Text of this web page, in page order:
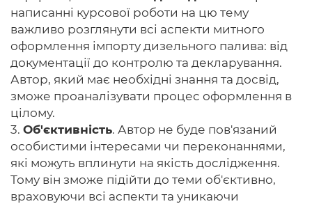
написанні курсової роботи на цю тему
важливо розглянути всі аспекти митного
оформлення імпорту дизельного палива: від
документації до контролю та декларування.
Автор, який має необхідні знання та досвід,
зможе проаналізувати процес оформлення в
цілому.
3. Об'єктивність. Автор не буде пов'язаний
особистими інтересами чи переконаннями,
які можуть вплинути на якість дослідження.
Тому він зможе підійти до теми об'єктивно,
враховуючи всі аспекти та уникаючи